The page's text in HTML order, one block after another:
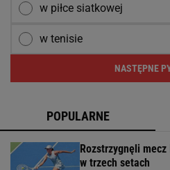
w piłce siatkowej
w tenisie
NASTĘPNE
POPULARNE
Rozstrzygnęli
w trzech setach